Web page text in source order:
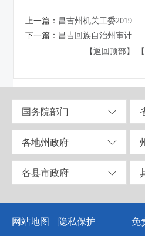
上一篇： 昌吉州机关工委2019...
下一篇： 昌吉回族自治州审计...
【返回顶部】
国务院部门
各地州政府
各县市政府
网站地图 隐私保护 免